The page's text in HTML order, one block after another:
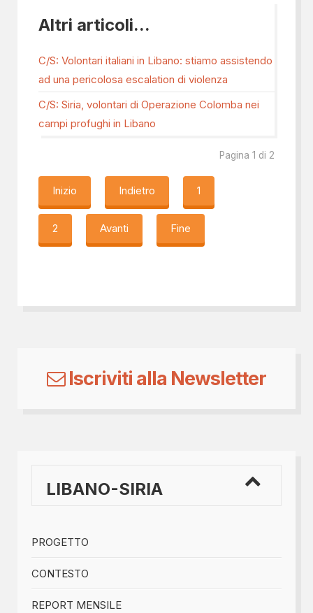
Altri articoli...
C/S: Volontari italiani in Libano: stiamo assistendo
ad una pericolosa escalation di violenza
C/S: Siria, volontari di Operazione Colomba nei
campi profughi in Libano
Pagina 1 di 2
Inizio Indietro 1
2 Avanti Fine
Iscriviti alla Newsletter
LIBANO-SIRIA
PROGETTO
CONTESTO
REPORT MENSILE